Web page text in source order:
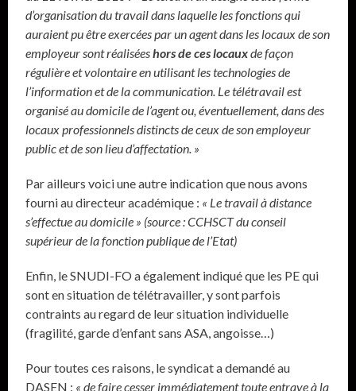
d’organisation du travail dans laquelle les fonctions qui
auraient pu être exercées par un agent dans les locaux de son
employeur sont réaliséeshors de ces locauxde façon
régulière et volontaire en utilisant les technologies de
l’information et de la communication. Le télétravail est
organisé au domicile de l’agent ou, éventuellement, dans des
locaux professionnels distincts de ceux de son employeur
public et de son lieu d’affectation. »
Par ailleurs voici une autre indication que nous avons
fourni au directeur académique : « Le travail à distance
s’effectue au domicile » (source : CCHSCT du conseil
supérieur de la fonction publique de l’Etat)
Enfin, le SNUDI-FO a également indiqué que les PE qui
sont en situation de télétravailler, y sont parfois
contraints au regard de leur situation individuelle
(fragilité, garde d’enfant sans ASA, angoisse…)
Pour toutes ces raisons, le syndicat a demandé au
DASEN : « de faire cesser immédiatement toute entrave à la